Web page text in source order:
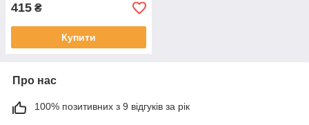
415 ₴
Купити
Про нас
100% позитивних з 9 відгуків за рік